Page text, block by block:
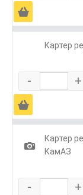
Ä
Картер
- +
Ä
1
Картер
КамАЗ
- +